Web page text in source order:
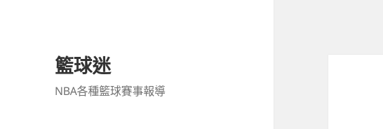
籃球迷
NBA各種籃球賽事報導